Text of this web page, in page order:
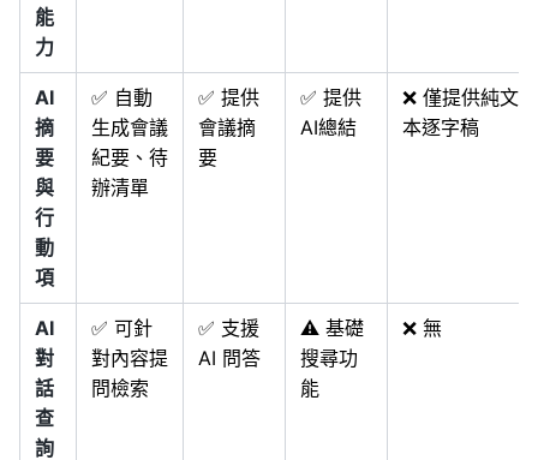
能
力
AI
摘
要
與
行
動
項
✅ 自動
生成會議
紀要、待
辦清單
✅ 提供
會議摘
要
✅ 提供
AI總結
❌ 僅提供純文
本逐字稿
AI
對
話
查
詢
✅ 可針
對內容提
問檢索
✅ 支援
AI 問答
⚠️ 基礎
搜尋功
能
❌ 無